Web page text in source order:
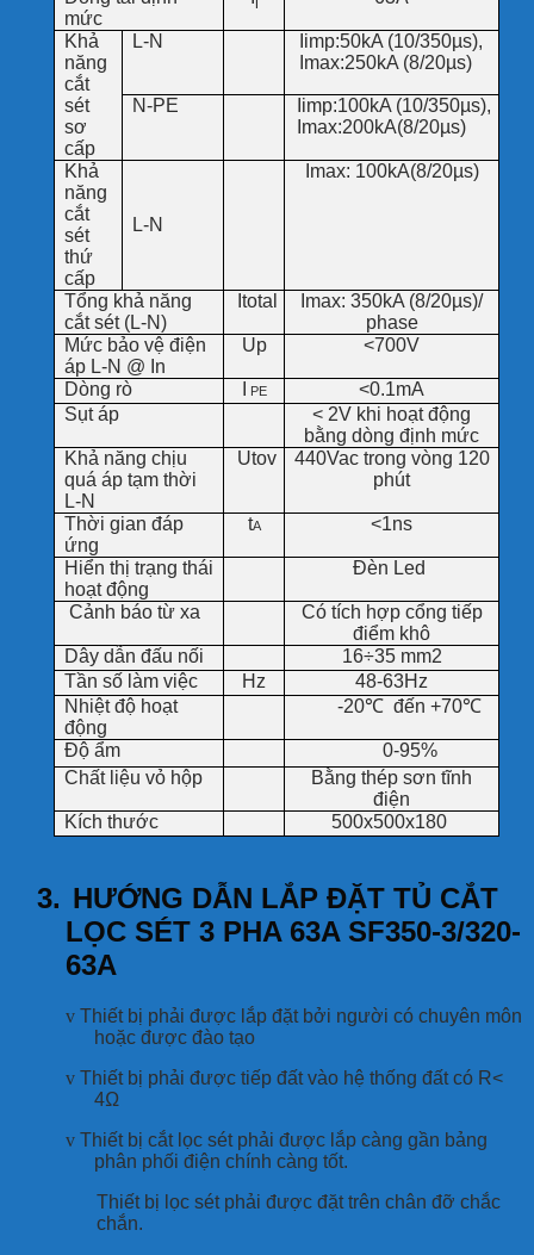
mức
Khả
năng
cắt
sét
sơ
cấp
L-N
Iimp:50kA (10/350µs),
Imax:250kA (8/20µs)
N-PE
Iimp:100kA (10/350µs),
Imax:200kA(8/20µs)
Khả
năng
cắt
sét
thứ
cấp
L-N
Imax: 100kA(8/20µs)
Tổng khả năng
cắt sét (L-N)
Itotal
Imax: 350kA (8/20µs)/
phase
Mức bảo vệ điện
áp L-N @ In
Up <700V
Dòng rò PE
<0.1mA
Sụt áp
< 2V khi hoạt động
bằng dòng định mức
Khả năng chịu
quá áp tạm thời
L-N
Utov
440Vac trong vòng 120
phút
Thời gian đáp
ứng
tA <1ns
Hiển thị trạng thái
hoạt động
Đèn Led
Cảnh báo từ xa
Có tích hợp cổng tiếp
điểm khô
Dây dẫn đấu nối
16÷35 mm2
Tần số làm việc
Hz
48-63Hz
Nhiệt độ hoạt
động
-20℃ đến +70℃
Độ ẩm
0-95%
Chất liệu vỏ hộp
Bằng thép sơn tĩnh
điện
Kích thước
500x500x180
3. HƯỚNG DẪN LẮP ĐẶT TỦ CẮT
LỌC SÉT 3 PHA 63A SF350-3/320-
63A
v Thiết bị phải được lắp đặt bởi người có chuyên môn
hoặc được đào tạo
v Thiết bị phải được tiếp đất vào hệ thống đất có R<
4Ω
v Thiết bị cắt lọc sét phải được lắp càng gần bảng
phân phối điện chính càng tốt.
Thiết bị lọc sét phải được đặt trên chân đỡ chắc
chắn.